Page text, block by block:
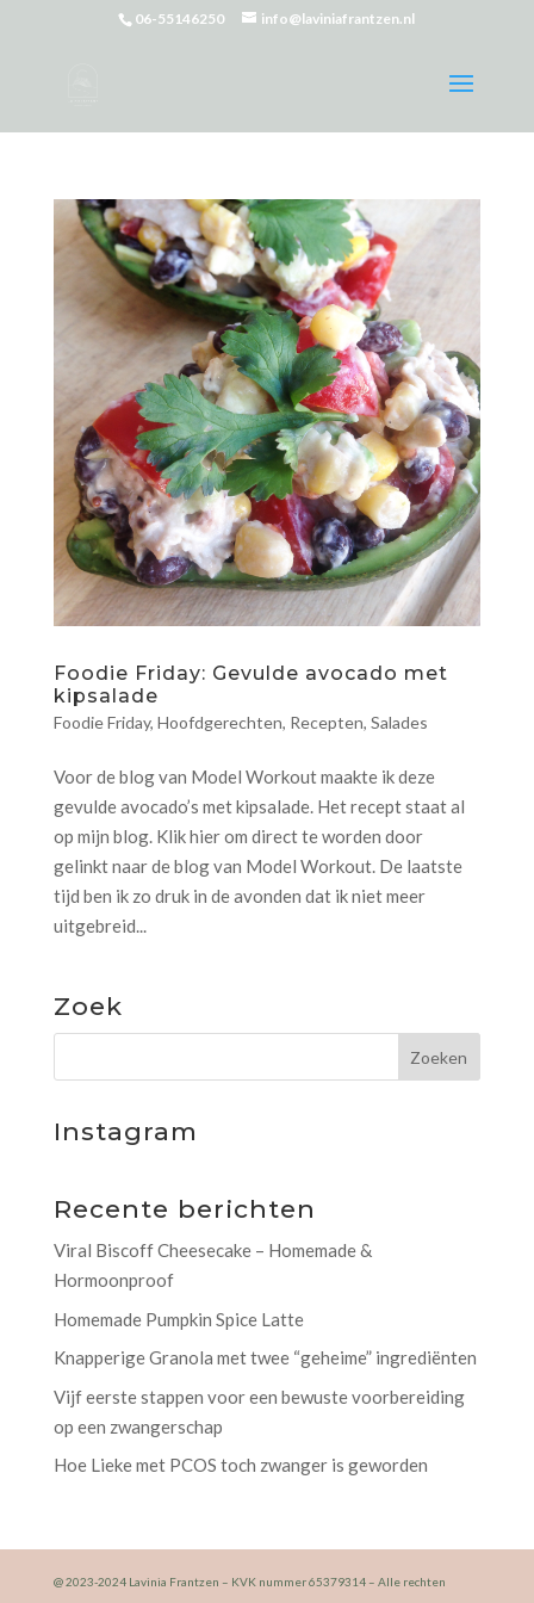
06-55146250 info@laviniafrantzen.nl
Foodie Friday: Gevulde avocado met
kipsalade
Foodie Friday, Hoofdgerechten, Recepten, Salades
Voor de blog van Model Workout maakte ik deze
gevulde avocado’s met kipsalade. Het recept staat al
op mijn blog. Klik hier om direct te worden door
gelinkt naar de blog van Model Workout. De laatste
tijd ben ik zo druk in de avonden dat ik niet meer
uitgebreid...
Zoek
Instagram
Recente berichten
Viral Biscoff Cheesecake – Homemade &
Hormoonproof
Homemade Pumpkin Spice Latte
Knapperige Granola met twee “geheime” ingrediënten
Vijf eerste stappen voor een bewuste voorbereiding
op een zwangerschap
Hoe Lieke met PCOS toch zwanger is geworden
@ 2023-2024 Lavinia Frantzen – KVK nummer 65379314 – Alle rechten